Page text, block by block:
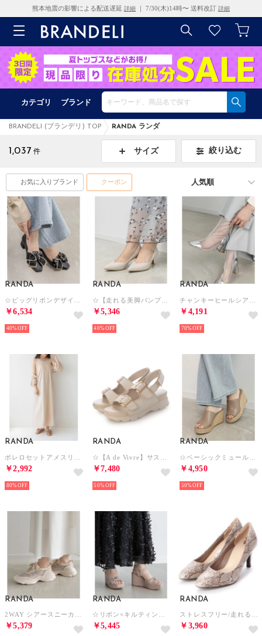
熊本地震の影響による配送遅延 詳細 ｜ 7/30(木)14時〜 送料改訂 詳細
カテゴリ ブランド
BRANDELI (ブランデリ) TOP RANDA ランダ
1,037 件 サイズ 絞り込む
お気に入りブランド クーポン
RANDA
￥6,534
40%
RANDA
￥5,346
40%
RANDA
￥4,191
70%
RANDA
￥2,992
80%
RANDA
￥7,480
50%
RANDA
￥4,950
50%
RANDA
￥5,379
RANDA
￥5,445
RANDA
￥3,960